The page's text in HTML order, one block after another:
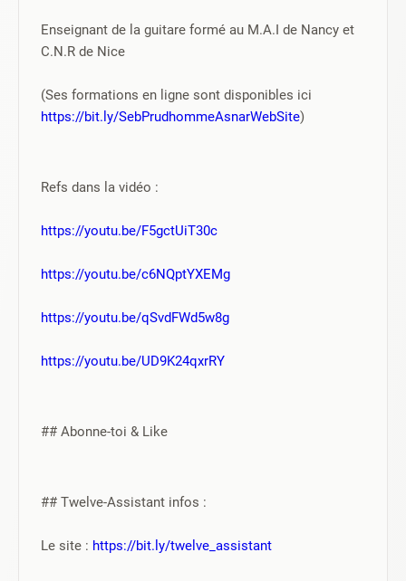
Enseignant de la guitare formé au M.A.I de Nancy et
C.N.R de Nice
https://bit.ly/SebPrudhommeAsnarWebSite)
Refs dans la vidéo :
https://youtu.be/F5gctUiT30c
https://youtu.be/c6NQptYXEMg
https://youtu.be/qSvdFWd5w8g
https://youtu.be/UD9K24qxrRY
## Abonne-toi & Like
## Twelve-Assistant infos :
Le site : https://bit.ly/twelve_assistant